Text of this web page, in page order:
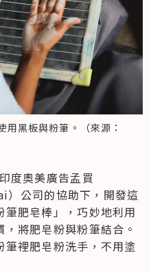
黑板與粉筆。（來源：
度奧美廣告孟買
公司的協助下，開發這
肥皂棒」，巧妙地利用
將肥皂粉與粉筆結合。
裡肥皂粉洗手，不用塗